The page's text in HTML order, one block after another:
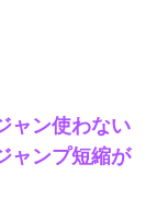
ャン使わない
ャンプ短縮が